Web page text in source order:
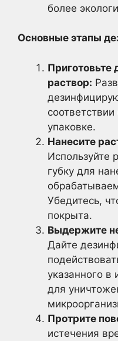
более
Основные этапы
раствор:
упаковке.
Нанесите
Используйте
губку для
Убедитесь,
покрыта.
Выдержите
Дайте
указанного в
для
Протрите
истечения